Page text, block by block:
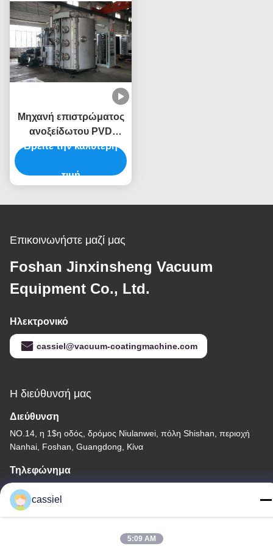
Μηχανή επιστρώματος
ανοξείδωτου PVD
λαβών πορτών
Βρείτε την καλύτερη
τιμή
Επικοινωνήστε μαζί μας
Foshan Jinxinsheng Vacuum
Equipment Co., Ltd.
Ηλεκτρονικό
cassiel@vacuum-coatingmachine.com
Η διεύθυνσή μας
Διεύθυνση
NO.14, η 1$η οδός, δρόμος Niulanwei, πόλη Shishan, περιοχή
Nanhai, Foshan, Guangdong, Κίνα
Τηλεφώνημα
cassiel
5:09 AM